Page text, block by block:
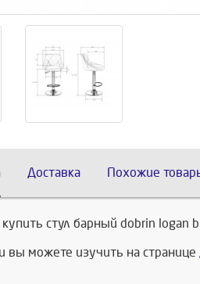
Доставка Похожие
стул барный dobrin logan
вы можете изучить на странице